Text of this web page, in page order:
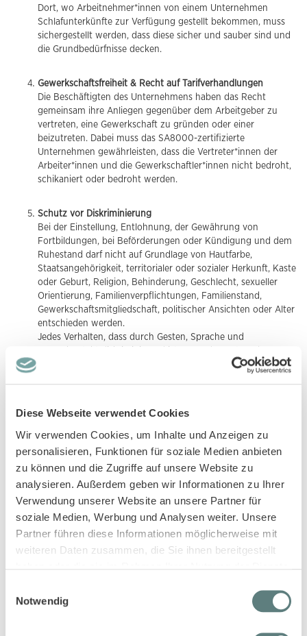
Diese Webseite verwendet Cookies
Wir verwenden Cookies, um Inhalte und Anzeigen zu
personalisieren, Funktionen für soziale Medien anbieten
zu können und die Zugriffe auf unsere Website zu
analysieren. Außerdem geben wir Informationen zu Ihrer
Verwendung unserer Website an unsere Partner für
soziale Medien, Werbung und Analysen weiter. Unsere
Partner führen diese Informationen möglicherweise mit
weiteren Daten zusammen, die Sie ihnen bereitgestellt
Notwendig
Dort, wo Arbeitnehmer*innen von einem Unternehmen
Schlafunterkünfte zur Verfügung gestellt bekommen, muss
sichergestellt werden, dass diese sicher und sauber sind und
die Grundbedürfnisse decken.
Gewerkschaftsfreiheit & Recht auf Tarifverhandlungen
Die Beschäftigten des Unternehmens haben das Recht
gemeinsam ihre Anliegen gegenüber dem Arbeitgeber zu
vertreten, eine Gewerkschaft zu gründen oder einer
beizutreten. Dabei muss das SA8000-zertifizierte
Unternehmen gewährleisten, dass die Vertreter*innen der
Arbeiter*innen und die Gewerkschaftler*innen nicht bedroht,
schikaniert oder bedroht werden.
Schutz vor Diskriminierung
Bei der Einstellung, Entlohnung, der Gewährung von
Fortbildungen, bei Beförderungen oder Kündigung und dem
Ruhestand darf nicht auf Grundlage von Hautfarbe,
Staatsangehörigkeit, territorialer oder sozialer Herkunft, Kaste
oder Geburt, Religion, Behinderung, Geschlecht, sexueller
Orientierung, Familienverpflichtungen, Familienstand,
Gewerkschaftsmitgliedschaft, politischer Ansichten oder Alter
entschieden werden.
Jedes Verhalten, dass durch Gesten, Sprache und
Disziplinarmaßnahmen
Jedes Unternehmen mit SA8000-Siegel muss seine
Beschäftigten mit Anstand und Respekt behandeln.
oder Beleidigungen sind verboten.
Die geltenden Gesetze, Tarifverträge und Industriestandards
bezüglich der Arbeitszeit, der Pausen und der Feiertage
Überstunden müssen freiwillig geleistet werden, dürfen aber
nicht regelmäßig eingefordert werden und 12 Stunden in der